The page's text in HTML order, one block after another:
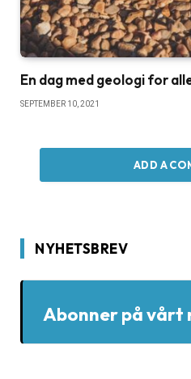
En dag med geologi for
SEPTEMBER 10, 2021
ADD A
NYHETSBREV
Abonner på vårt